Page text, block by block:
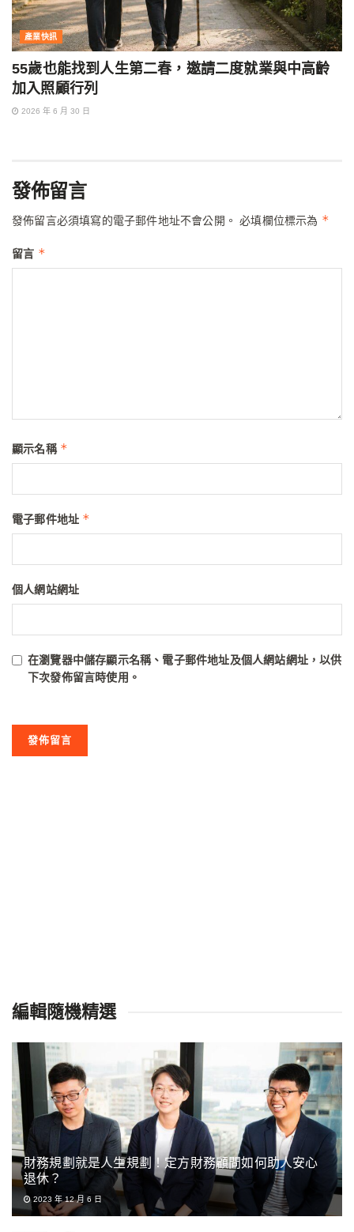
產業快訊
55歲也能找到人生第二春，邀請二度就業與中高齡
加入照顧行列
2026 年 6 月 30 日
發佈留言
發佈留言必須填寫的電子郵件地址不會公開。 必填欄位標示為 *
留言 *
顯示名稱 *
電子郵件地址 *
個人網站網址
在瀏覽器中儲存顯示名稱、電子郵件地址及個人網站網址，以供
下次發佈留言時使用。
編輯隨機精選
財務規劃就是人生規劃！定方財務顧問如何助人安心
退休？
2023 年 12 月 6 日